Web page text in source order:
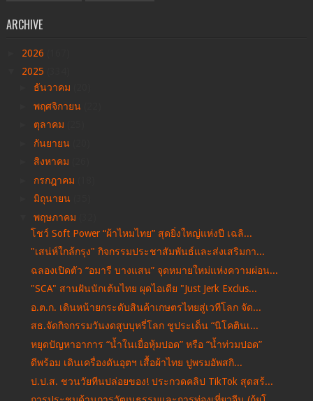
ARCHIVE
2026
2025
ธันวาคม
พฤศจิกายน
ตุลาคม
กันยายน
สิงหาคม
กรกฎาคม
มิถุนายน
พฤษภาคม
โชว์ Soft Power “ผ้าไหมไทย” สุดยิ่งใหญ่แห่งปี เฉลิ...
"เสน่ห์ใกล้กรุง" กิจกรรมประชาสัมพันธ์และส่งเสริมกา...
ฉลองเปิดตัว “อมารี บางแสน” จุดหมายใหม่แห่งความผ่อน...
"SCA" สานฝันนักเต้นไทย ผุดไอเดีย "Just Jerk Exclus...
อ.ต.ก. เดินหน้ายกระดับสินค้าเกษตรไทยสู่เวทีโลก จัด...
สธ.จัดกิจกรรมวันงดสูบบุหรี่โลก ชูประเด็น “นิโคตินเ...
หยุดปัญหาอาการ “น้ำในเยื่อหุ้มปอด” หรือ “น้ำท่วมปอด”
ดีพร้อม เดินเครื่องดันอุตฯ เสื้อผ้าไทย ปูพรมอัพสกิ...
ป.ป.ส. ชวนวัยทีนปล่อยของ! ประกวดคลิป TikTok สุดสร้...